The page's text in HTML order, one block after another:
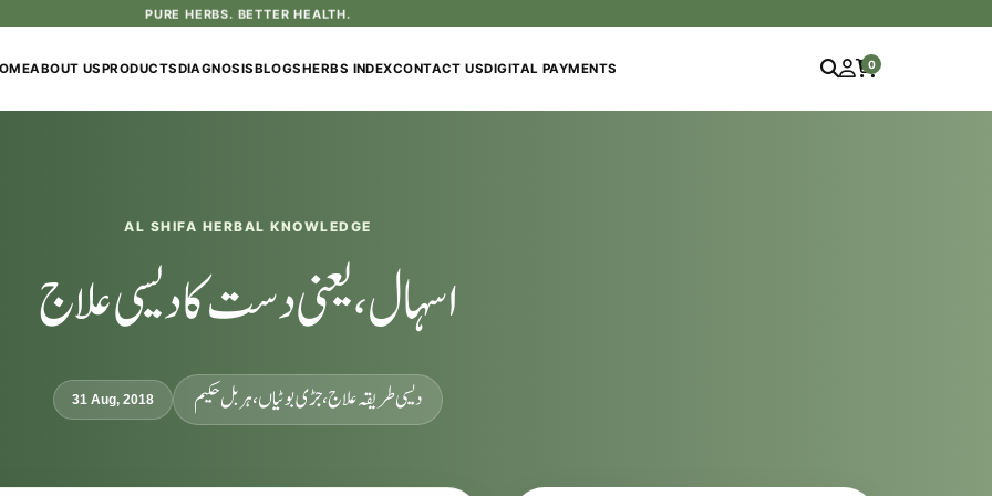
PURE HERBS. BETTER HEALTH.
ABOUT USPRODUCTSDIAGNOSISBLOGSHERBS INDEXCONTACT USDIGITAL PAYMENTS 0
AL SHIFA HERBAL KNOWLEDGE
اسہال، یعنی دست کا دیسی علاج
31 Aug, 2018 دیسی طریقہ علاج، جڑی بوٹیاں، ہربل حکیم